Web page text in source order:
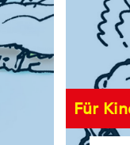
Für